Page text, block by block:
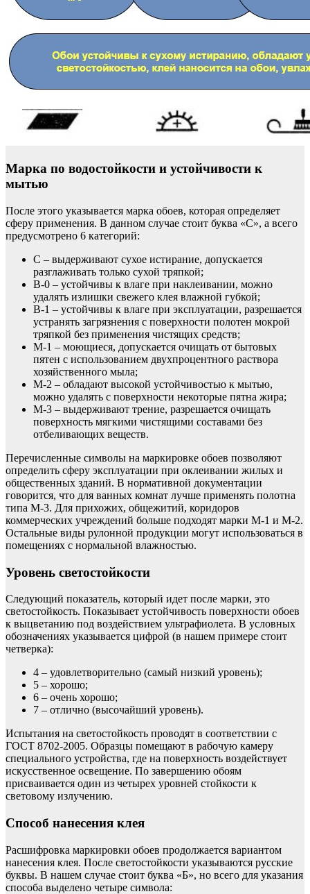
Марка по водостойкости и устойчивости к
мытью
После этого указывается марка обоев, которая определяет
сферу применения. В данном случае стоит буква «С», а всего
предусмотрено 6 категорий:
С – выдерживают сухое истирание, допускается
разглаживать только сухой тряпкой;
В-0 – устойчивы к влаге при наклеивании, можно
удалять излишки свежего клея влажной губкой;
В-1 – устойчивы к влаге при эксплуатации, разрешается
устранять загрязнения с поверхности полотен мокрой
тряпкой без применения чистящих средств;
М-1 – моющиеся, допускается очищать от бытовых
пятен с использованием двухпроцентного раствора
хозяйственного мыла;
М-2 – обладают высокой устойчивостью к мытью,
можно удалять с поверхности некоторые пятна жира;
М-3 – выдерживают трение, разрешается очищать
поверхность мягкими чистящими составами без
отбеливающих веществ.
Перечисленные символы на маркировке обоев позволяют
определить сферу эксплуатации при оклеивании жилых и
общественных зданий. В нормативной документации
говорится, что для ванных комнат лучше применять полотна
типа М-3. Для прихожих, общежитий, коридоров
коммерческих учреждений больше подходят марки М-1 и М-2.
Остальные виды рулонной продукции могут использоваться в
помещениях с нормальной влажностью.
Уровень светостойкости
Следующий показатель, который идет после марки, это
светостойкость. Показывает устойчивость поверхности обоев
к выцветанию под воздействием ультрафиолета. В условных
обозначениях указывается цифрой (в нашем примере стоит
четверка):
4 – удовлетворительно (самый низкий уровень);
5 – хорошо;
6 – очень хорошо;
7 – отлично (высочайший уровень).
Испытания на светостойкость проводят в соответствии с
ГОСТ 8702-2005. Образцы помещают в рабочую камеру
специального устройства, где на поверхность воздействует
искусственное освещение. По завершению обоям
присваивается один из четырех уровней стойкости к
световому излучению.
Способ нанесения клея
Расшифровка маркировки обоев продолжается вариантом
нанесения клея. После светостойкости указываются русские
буквы. В нашем случае стоит буква «Б», но всего для указания
способа выделено четыре символа: